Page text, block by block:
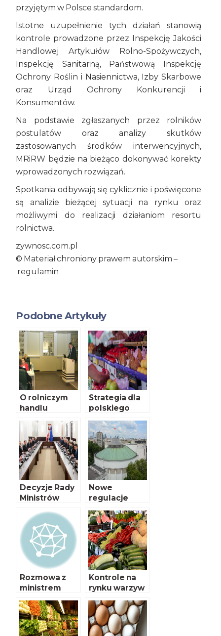
przyjętym w Polsce standardom.
Istotne uzupełnienie tych działań stanowią
kontrole prowadzone przez Inspekcję Jakości
Handlowej Artykułów Rolno-Spożywczych,
Inspekcję Sanitarną, Państwową Inspekcję
Ochrony Roślin i Nasiennictwa, Izby Skarbowe
oraz Urząd Ochrony Konkurencji i
Konsumentów.
Na podstawie zgłaszanych przez rolników
postulatów oraz analizy skutków
zastosowanych środków interwencyjnych,
MRiRW będzie na bieżąco dokonywać korekty
wprowadzonych rozwiązań.
Spotkania odbywają się cyklicznie i poświęcone
są analizie bieżącej sytuacji na rynku oraz
możliwymi do realizacji działaniom resortu
rolnictwa.
zywnosc.com.pl
© Materiał chroniony prawem autorskim –
regulamin
Podobne Artykuły
O rolniczym
handlu
detalicznym
Strategia dla
polskiego
rolnictwa
Decyzje Rady
Ministrów
Nowe
regulacje
prawne w
zakresie
Urzędowej
Kontroli
Żywności.
Rozporządzen
ie 2017/625
Rozmowa z
ministrem
Krzysztofem
Jurgielem cz.
II
Kontrole na
rynku warzyw